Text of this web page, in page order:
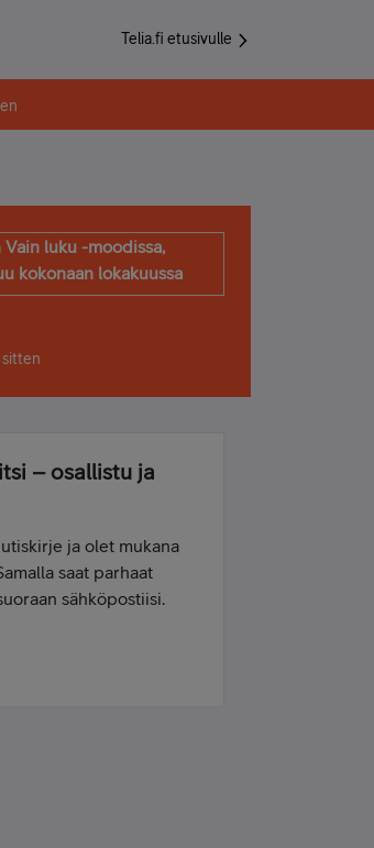
Telia.fi etusivulle
luku -moodissa,
kokonaan lokakuussa
– osallistu ja
ja olet mukana
saat parhaat
sähköpostiisi.